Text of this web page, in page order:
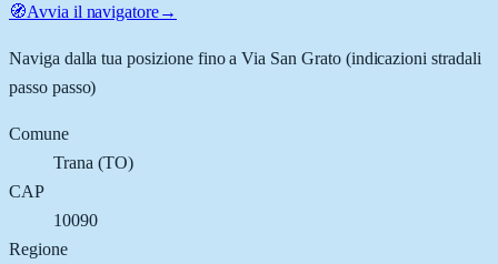
🧭Avvia il navigatore→
Naviga dalla tua posizione fino aVia San Grato(indicazioni stradali
passo passo)
Comune
Trana (TO)
CAP
10090
Regione